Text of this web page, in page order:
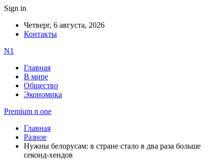
Sign in
Четверг, 6 августа, 2026
Контакты
N1
Главная
В мире
Общество
Экономика
Premium n one
Главная
Разное
Нужны белорусам: в стране стало в два раза больше
секонд-хендов